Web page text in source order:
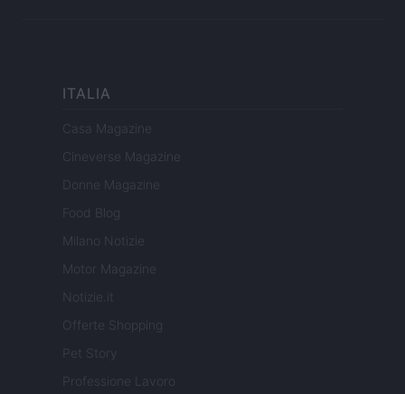
ITALIA
Casa Magazine
Cineverse Magazine
Donne Magazine
Food Blog
Milano Notizie
Motor Magazine
Notizie.it
Offerte Shopping
Pet Story
Professione Lavoro